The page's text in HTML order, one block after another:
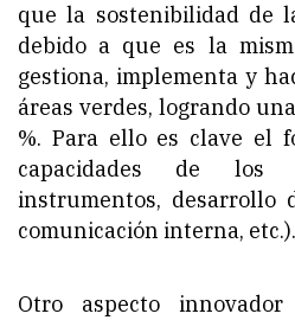
que la sostenibilidad de
debido a que es la
gestiona, implementa y
áreas verdes, logrando
%. Para ello es clave el
capacidades de los
instrumentos, desarrollo
comunicación interna, etc.).
Otro aspecto